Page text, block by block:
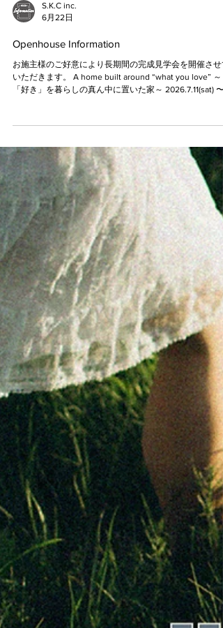
6月22日
Openhouse Information
お施主様のご好意により長期間の完成見学会を開催させ
はお問い合わせよりご予約下さい。 波形スレートと木板
りが個性を引き立てる、スタイリッシュな外観。 リビン
から愛車を眺められるインナーガレージは、車好きには
まらない 特別な空間。 お気に入りの一台をいつでも身近
感じながら暮らせます。 コンパクトな面積ながら、家の
をぐるりと回遊できる間取りを採用。 毎日の家事や移動
スムーズで、暮らしやすさにもこだわりました。 インテ
アは無骨さと無垢の木の温かみを兼ね備えたインダスト
アル テイストに。 素材感を活かしたデザインが、心地よ
落ち着いた空間を演出します。 趣味も暮らしも大切にし
住まい、完成しました。 【開催場所】富山県中新川郡立
町利田559−1